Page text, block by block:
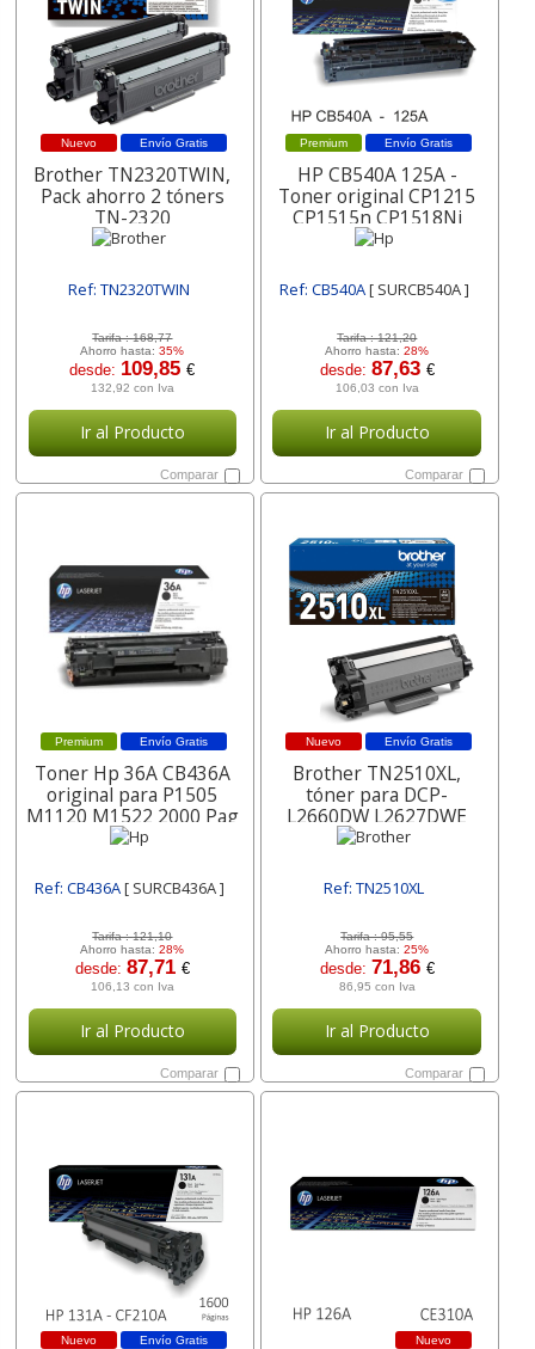
Envío Gratis
Nuevo
Brother TN2320TWIN,
Pack ahorro 2 tóners
TN-2320
Ref: TN2320TWIN
Tarifa :168,77
Ahorro hasta:35%
desde: 109,85€
132,92 con Iva
Ir al Producto
Comparar
Envío Gratis
Premium
HP CB540A 125A -
Toner original CP1215
CP1515n CP1518Ni
Ref: CB540A[ SURCB540A ]
Tarifa :121,20
Ahorro hasta:28%
desde: 87,63 €
106,03 con Iva
Ir al Producto
Comparar
Envío Gratis
Premium
Toner Hp 36A CB436A
original para P1505
M1120 M1522 2000 Pag
Ref: CB436A[ SURCB436A ]
Tarifa :121,10
Ahorro hasta:28%
desde: 87,71 €
106,13 con Iva
Ir al Producto
Comparar
Envío Gratis
Nuevo
Brother TN2510XL,
tóner para DCP-
L2660DW L2627DWE
3000 págs
Ref: TN2510XL
Tarifa :95,55
Ahorro hasta:25%
desde: 71,86 €
86,95 con Iva
Ir al Producto
Comparar
Envío Gratis
Nuevo Nuevo